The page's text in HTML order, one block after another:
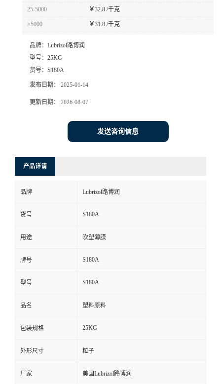
25-5000 ￥32.8 /千克
≥5000 ￥31.8 /千克
品牌： Lubrizol路博润
型号： 25KG
货号： S180A
发布日期： 2025-01-14
更新日期： 2026-08-07
发送咨询信息
产品详请
品牌 Lubrizol路博润
货号 S180A
用途 吹塑薄膜
牌号 S180A
型号 S180A
品名 塑料原料
包装规格 25KG
外形尺寸 粒子
厂家 美国Lubrizol路博润